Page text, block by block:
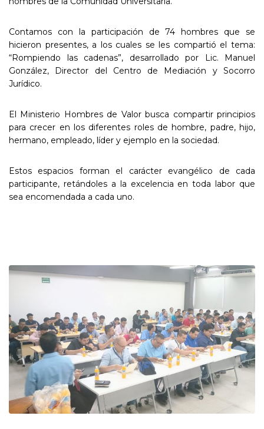
Contamos con la participación de 74 hombres que se
hicieron presentes, a los cuales se les compartió el tema:
“Rompiendo las cadenas”, desarrollado por Lic. Manuel
González, Director del Centro de Mediación y Socorro
Jurídico.
El Ministerio Hombres de Valor busca compartir principios
para crecer en los diferentes roles de hombre, padre, hijo,
hermano, empleado, líder y ejemplo en la sociedad.
Estos espacios forman el carácter evangélico de cada
participante, retándoles a la excelencia en toda labor que
sea encomendada a cada uno.